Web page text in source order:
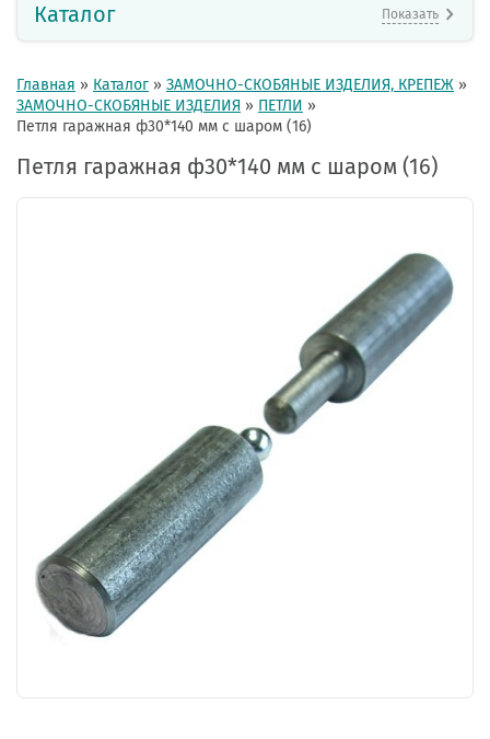
Каталог Показать
Главная » Каталог » ЗАМОЧНО-СКОБЯНЫЕ ИЗДЕЛИЯ, КРЕПЕЖ »
ЗАМОЧНО-СКОБЯНЫЕ ИЗДЕЛИЯ » ПЕТЛИ »
Петля гаражная ф30*140 мм с шаром (16)
Петля гаражная ф30*140 мм с шаром (16)